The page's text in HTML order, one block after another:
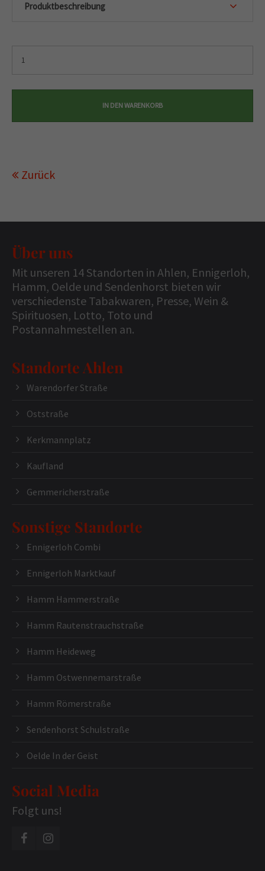
Produktbeschreibung
Zurück
Über uns
Mit unseren 14 Standorten in Ahlen, Ennigerloh,
Hamm, Oelde und Sendenhorst bieten wir
verschiedenste Tabakwaren, Presse, Wein &
Spirituosen, Lotto, Toto und
Postannahmestellen an.
Standorte Ahlen
Warendorfer Straße
Oststraße
Kerkmannplatz
Kaufland
Gemmericherstraße
Sonstige Standorte
Ennigerloh Combi
Ennigerloh Marktkauf
Hamm Hammerstraße
Hamm Rautenstrauchstraße
Hamm Heideweg
Hamm Ostwennemarstraße
Hamm Römerstraße
Sendenhorst Schulstraße
Oelde In der Geist
Social Media
Folgt uns!